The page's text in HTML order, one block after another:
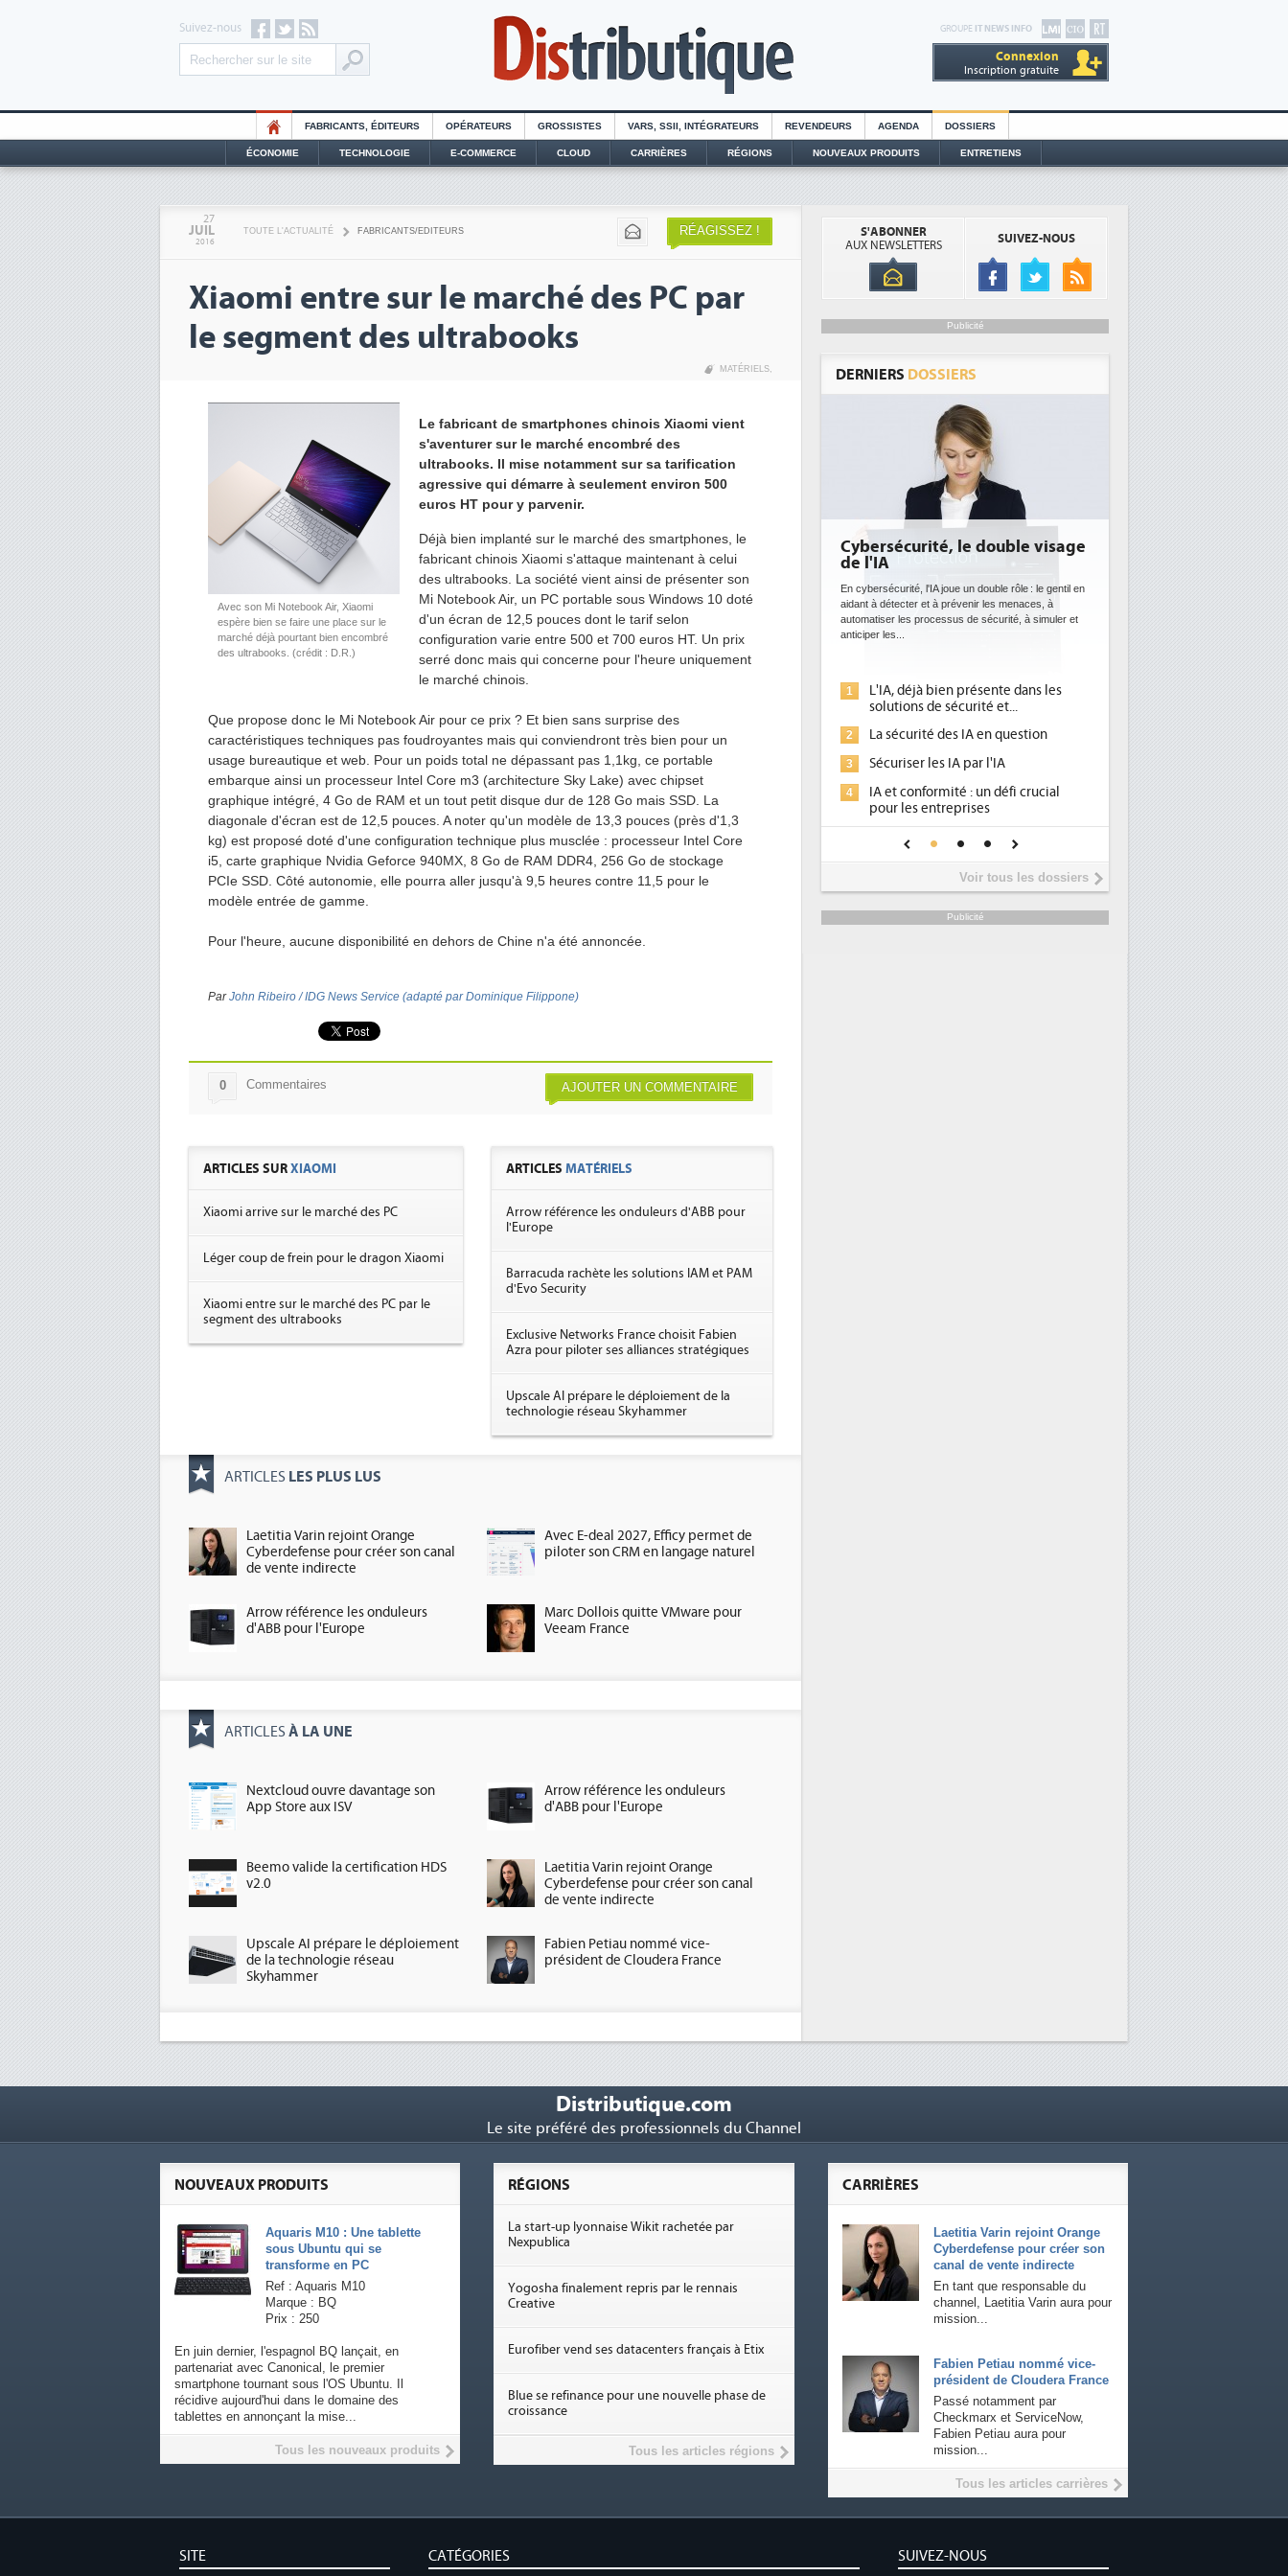
GROUPE IT NEWS INFO
Connexion
Inscription gratuite
Suivez-nous
FABRICANTS, ÉDITEURS OPÉRATEURS GROSSISTES VARS, SSII, INTÉGRATEURS REVENDEURS AGENDA DOSSIERS
ÉCONOMIE TECHNOLOGIE E-COMMERCE CLOUD CARRIÈRES RÉGIONS NOUVEAUX PRODUITS ENTRETIENS
27
JUIL
2016
TOUTE L'ACTUALITÉ FABRICANTS/EDITEURS RÉAGISSEZ !
Xiaomi entre sur le marché des PC par
le segment des ultrabooks
MATÉRIELS,
Avec son Mi Notebook Air, Xiaomi
espère bien se faire une place sur le
marché déjà pourtant bien encombré
des ultrabooks. (crédit : D.R.)
Le fabricant de smartphones chinois Xiaomi vient
s'aventurer sur le marché encombré des
ultrabooks. Il mise notamment sur sa tarification
agressive qui démarre à seulement environ 500
euros HT pour y parvenir.
Déjà bien implanté sur le marché des smartphones, le
fabricant chinois Xiaomi s'attaque maintenant à celui
des ultrabooks. La société vient ainsi de présenter son
Mi Notebook Air, un PC portable sous Windows 10 doté
d'un écran de 12,5 pouces dont le tarif selon
configuration varie entre 500 et 700 euros HT. Un prix
serré donc mais qui concerne pour l'heure uniquement
le marché chinois.
Que propose donc le Mi Notebook Air pour ce prix ? Et bien sans surprise des
caractéristiques techniques pas foudroyantes mais qui conviendront très bien pour un
usage bureautique et web. Pour un poids total ne dépassant pas 1,1kg, ce portable
embarque ainsi un processeur Intel Core m3 (architecture Sky Lake) avec chipset
graphique intégré, 4 Go de RAM et un tout petit disque dur de 128 Go mais SSD. La
diagonale d'écran est de 12,5 pouces. A noter qu'un modèle de 13,3 pouces (près d'1,3
kg) est proposé doté d'une configuration technique plus musclée : processeur Intel Core
i5, carte graphique Nvidia Geforce 940MX, 8 Go de RAM DDR4, 256 Go de stockage
PCIe SSD. Côté autonomie, elle pourra aller jusqu'à 9,5 heures contre 11,5 pour le
modèle entrée de gamme.
Pour l'heure, aucune disponibilité en dehors de Chine n'a été annoncée.
ParJohn Ribeiro / IDG News Service (adapté par Dominique Filippone)
AJOUTER UN COMMENTAIRE
0 Commentaires
ARTICLES SURXIAOMI
Xiaomi arrive sur le marché des PC
Léger coup de frein pour le dragon Xiaomi
Xiaomi entre sur le marché des PC par le
segment des ultrabooks
ARTICLESMATÉRIELS
Arrow référence les onduleurs d'ABB pour
l'Europe
Barracuda rachète les solutions IAM et PAM
d'Evo Security
Exclusive Networks France choisit Fabien
Azra pour piloter ses alliances stratégiques
Upscale AI prépare le déploiement de la
technologie réseau Skyhammer
ARTICLES LES PLUS LUS
Laetitia Varin rejoint Orange
Cyberdefense pour créer son canal
de vente indirecte
Avec E-deal 2027, Efficy permet de
piloter son CRM en langage naturel
Arrow référence les onduleurs
d'ABB pour l'Europe
Marc Dollois quitte VMware pour
Veeam France
ARTICLES À LA UNE
Nextcloud ouvre davantage son
App Store aux ISV
Arrow référence les onduleurs
d'ABB pour l'Europe
Beemo valide la certification HDS
v2.0
Laetitia Varin rejoint Orange
Cyberdefense pour créer son canal
de vente indirecte
Upscale AI prépare le déploiement
de la technologie réseau
Skyhammer
Fabien Petiau nommé vice-
président de Cloudera France
S'ABONNER
AUX NEWSLETTERS
SUIVEZ-NOUS
Publicité
DERNIERS DOSSIERS
Cybersécurité, le double visage
En cybersécurité, l'IA joue un double rôle : le gentil en
aidant à détecter et à prévenir les menaces, à
automatiser les processus de sécurité, à simuler et
L'IA, déjà bien présente dans les
solutions de sécurité et...
La sécurité des IA en question
Sécuriser les IA par l'IA
IA et conformité : un défi crucial
pour les entreprises
Une IA de confiance pour une IA
DEE: l'efficacité énergétique
Des datacenters plus durables et plus efficaces, c'est
ce que recherchent les pouvoirs publics européens
1
Qu'est-ce que la DEE (directive
2
Phocea DC dans les cordes pour la
Interview de Fabrice Coquio,
président de Digital Realty...
6
Trimestriels IBM : L'activité logicielle
soutient les...
Voir tous les dossiers
Publicité
Distributique.com
Le site préféré des professionnels du Channel
CARRIÈRES
Laetitia Varin rejoint Orange
Cyberdefense pour créer son
canal de vente indirecte
En tant que responsable du
channel, Laetitia Varin aura pour
mission...
Fabien Petiau nommé vice-
président de Cloudera France
Passé notamment par
Checkmarx et ServiceNow,
Fabien Petiau aura pour
mission...
Tous les articles carrières
NOUVEAUX PRODUITS
Aquaris M10 : Une tablette
sous Ubuntu qui se
transforme en PC
Ref : Aquaris M10
Marque : BQ
Prix : 250
En juin dernier, l'espagnol BQ lançait, en
partenariat avec Canonical, le premier
smartphone tournant sous l'OS Ubuntu. Il
récidive aujourd'hui dans le domaine des
tablettes en annonçant la mise...
Tous les nouveaux produits
RÉGIONS
La start-up lyonnaise Wikit rachetée par
Nexpublica
Yogosha finalement repris par le rennais
Creative
Eurofiber vend ses datacenters français à Etix
Blue se refinance pour une nouvelle phase de
croissance
Tous les articles régions
SUIVEZ-NOUS
SITE CATÉGORIES